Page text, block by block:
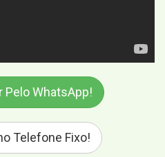
Pelo WhatsApp!
Telefone Fixo!